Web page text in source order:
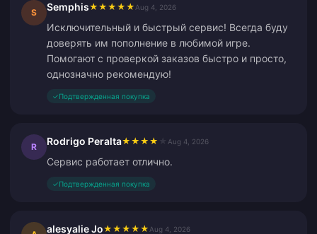
S Semphis★ ★ ★ ★ ★ Aug 4, 2026
Исключительный и быстрый сервис! Всегда буду
доверять им пополнение в любимой игре.
Помогают с проверкой заказов быстро и просто,
однозначно рекомендую!
✓Подтвержденная покупка
R Rodrigo Peralta★ ★ ★ ★ Aug 4, 2026
Сервис работает отлично.
✓Подтвержденная покупка
alesyalie Jo★ ★ ★ ★ ★ Aug 4, 2026